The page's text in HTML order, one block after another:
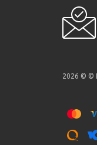
2026 © ©